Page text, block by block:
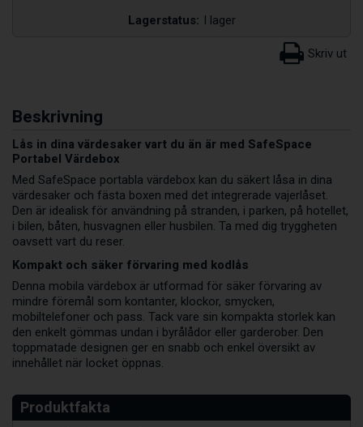
Lagerstatus: I lager
Beskrivning
Lås in dina värdesaker vart du än är med SafeSpace
Portabel Värdebox
Med SafeSpace portabla värdebox kan du säkert låsa in dina
värdesaker och fästa boxen med det integrerade vajerlåset.
Den är idealisk för användning på stranden, i parken, på hotellet,
i bilen, båten, husvagnen eller husbilen. Ta med dig tryggheten
oavsett vart du reser.
Kompakt och säker förvaring med kodlås
Denna mobila värdebox är utformad för säker förvaring av
mindre föremål som kontanter, klockor, smycken,
mobiltelefoner och pass. Tack vare sin kompakta storlek kan
den enkelt gömmas undan i byrålådor eller garderober. Den
toppmatade designen ger en snabb och enkel översikt av
innehållet när locket öppnas.